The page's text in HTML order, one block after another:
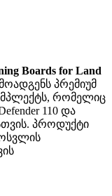
Boards for Land
პრემიუმ
რომელიც
110 და
პროდუქტი